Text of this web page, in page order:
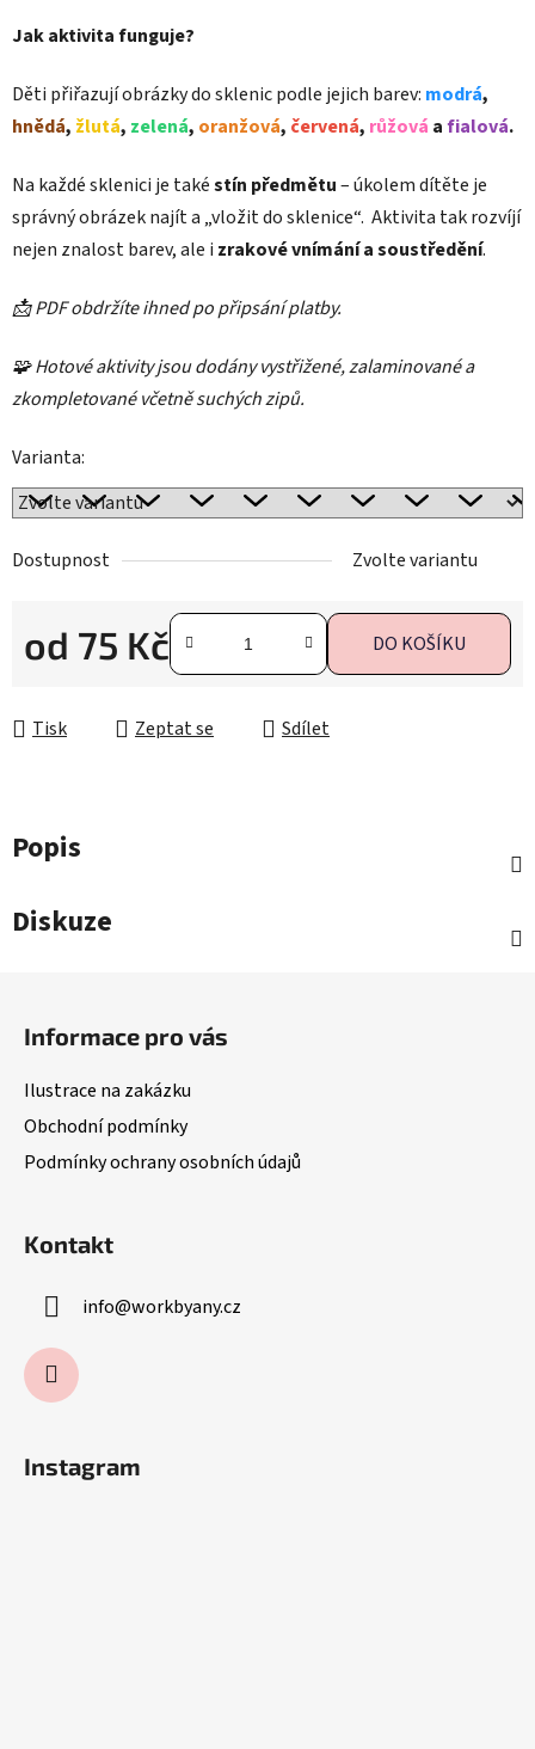
Jak aktivita funguje?
Děti přiřazují obrázky do sklenic podle jejich barev: modrá,
hnědá, žlutá, zelená, oranžová, červená, růžová afialová.
Na každé sklenici je takéstín předmětu– úkolem dítěte je
správný obrázek najít a „vložit do sklenice“. Aktivita tak rozvíjí
nejen znalost barev, ale i zrakové vnímání a soustředění.
📩 PDF obdržíte ihned po připsání platby.
🧩 Hotové aktivity jsou dodány vystřižené, zalaminované a
zkompletované včetně suchých zipů.
Varianta:
Dostupnost Zvolte variantu
od 75 Kč DO KOŠÍKU
Tisk Zeptat se Sdílet
Popis
Diskuze
Informace pro vás
Ilustrace na zakázku
Obchodní podmínky
Podmínky ochrany osobních údajů
Kontakt
info@workbyany.cz
Instagram